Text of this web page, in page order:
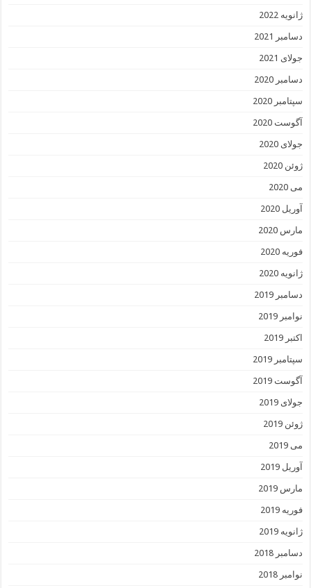
ژانویه 2022
دسامبر 2021
جولای 2021
دسامبر 2020
سپتامبر 2020
آگوست 2020
جولای 2020
ژوئن 2020
می 2020
آوریل 2020
مارس 2020
فوریه 2020
ژانویه 2020
دسامبر 2019
نوامبر 2019
اکتبر 2019
سپتامبر 2019
آگوست 2019
جولای 2019
ژوئن 2019
می 2019
آوریل 2019
مارس 2019
فوریه 2019
ژانویه 2019
دسامبر 2018
نوامبر 2018